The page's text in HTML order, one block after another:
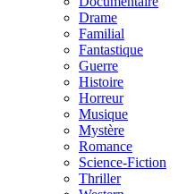
Drame
Familial
Fantastique
Guerre
Histoire
Horreur
Musique
Mystère
Romance
Science-Fiction
Thriller